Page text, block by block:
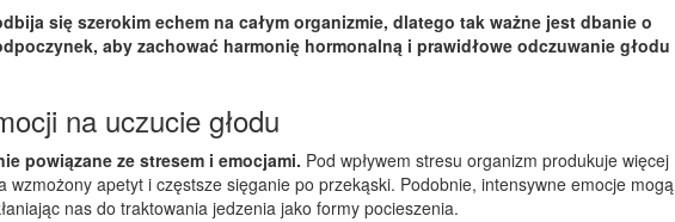
się szerokim echem na całym organizmie, dlatego tak ważne jest dbanie o
aby zachować harmonię hormonalną i prawidłowe odczuwanie głodu
na uczucie głodu
powiązane ze stresem i emocjami. Pod wpływem stresu organizm produkuje więcej
wzmożony apetyt i częstsze sięganie po przekąski. Podobnie, intensywne emocje mogą
nas do traktowania jedzenia jako formy pocieszenia.